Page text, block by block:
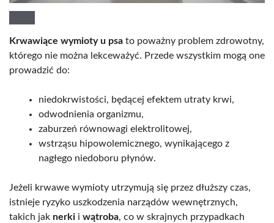
Krwawiące wymioty u psa to poważny problem zdrowotny,
którego nie można lekceważyć. Przede wszystkim mogą one
prowadzić do:
niedokrwistości, będącej efektem utraty krwi,
odwodnienia organizmu,
zaburzeń równowagi elektrolitowej,
wstrząsu hipowolemicznego, wynikającego z
nagłego niedoboru płynów.
Jeżeli krwawe wymioty utrzymują się przez dłuższy czas,
istnieje ryzyko uszkodzenia narządów wewnętrznych,
takich jak nerki i wątroba, co w skrajnych przypadkach